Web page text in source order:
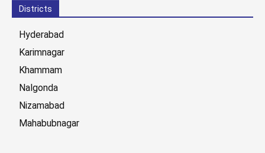
Districts
Hyderabad
Karimnagar
Khammam
Nalgonda
Nizamabad
Mahabubnagar